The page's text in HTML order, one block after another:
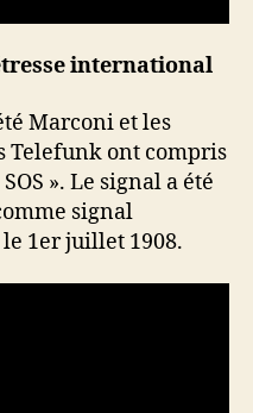
international
Marconi et les
Telefunk ont compris
». Le signal a été
signal
1er juillet 1908.